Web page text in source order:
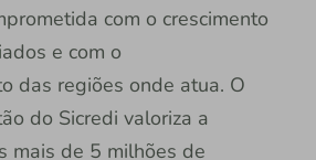
com o crescimento
e com o
das regiões onde atua. O
do Sicredi valoriza a
mais de 5 milhões de